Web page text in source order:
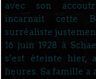
avec son
incarnait cette
surréaliste
16 juin 1928 à
s’est éteinte hier,
heures. Sa famille a